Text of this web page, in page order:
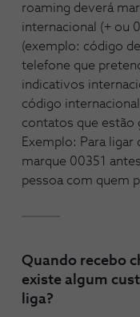
roaming deverá
internacional (+ ou
(exemplo: código
telefone que
indicativos
código
contatos que estão
Exemplo: Para ligar
marque 00351
pessoa com quem
Quando recebo
existe algum
liga?